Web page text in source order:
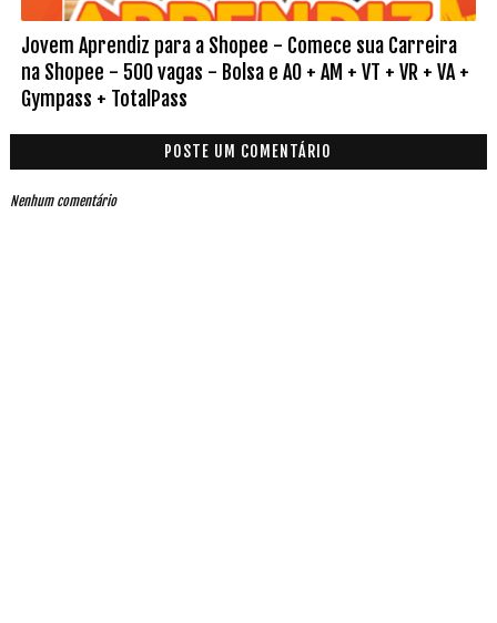
Jovem Aprendiz para a Shopee - Comece sua Carreira
na Shopee - 500 vagas - Bolsa e AO + AM + VT + VR + VA +
Gympass + TotalPass
POSTE UM COMENTÁRIO
Nenhum comentário